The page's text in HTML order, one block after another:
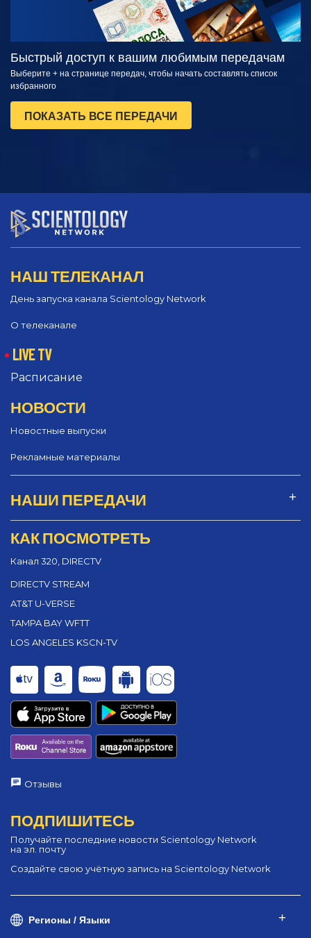
Быстрый доступ к вашим любимым передачам
Выберите + на странице передач, чтобы начать составлять список
избранного
ПОКАЗАТЬ ВСЕ ПЕРЕДАЧИ
НАШ ТЕЛЕКАНАЛ
День запуска канала Scientology Network
О телеканале
LIVE TV
Расписание
НОВОСТИ
Новостные выпуски
Рекламные материалы
НАШИ ПЕРЕДАЧИ
КАК ПОСМОТРЕТЬ
Канал 320, DIRECTV
DIRECTV STREAM
AT&T U-VERSE
TAMPA BAY WFTT
LOS ANGELES KSCN-TV
Отзывы
ПОДПИШИТЕСЬ
Получайте последние новости Scientology Network
на эл. почту
Создайте свою учётную запись на Scientology Network
Регионы / Языки